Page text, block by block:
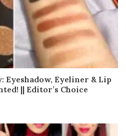
Eyeshadow, Eyeliner & Lip
|| Editor’s Choice